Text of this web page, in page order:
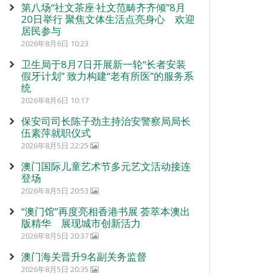
第八场“社文茶座‧社文范畴齐齐倾”8月
20日举行 聚焦文体生活点亮身心 欢迎
居民参与
2026年8月6日 10:23
卫生局于8月7日开展新一轮“长者安装
假牙计划” 致力构建“老有所医”的服务系
统
2026年8月6日 10:17
保安司司长陈子劲主持治安警察局局长
伍素萍就职仪式
2026年8月5日 22:25
澳门国际儿童艺术节多元艺文活动接连
登场
2026年8月5日 20:53
“澳门馆”再度亮相香港书展 荟萃本澳出
版精华 展现城市创新活力
2026年8月5日 20:37
澳门海关晋升9名副关务监督
2026年8月5日 20:35